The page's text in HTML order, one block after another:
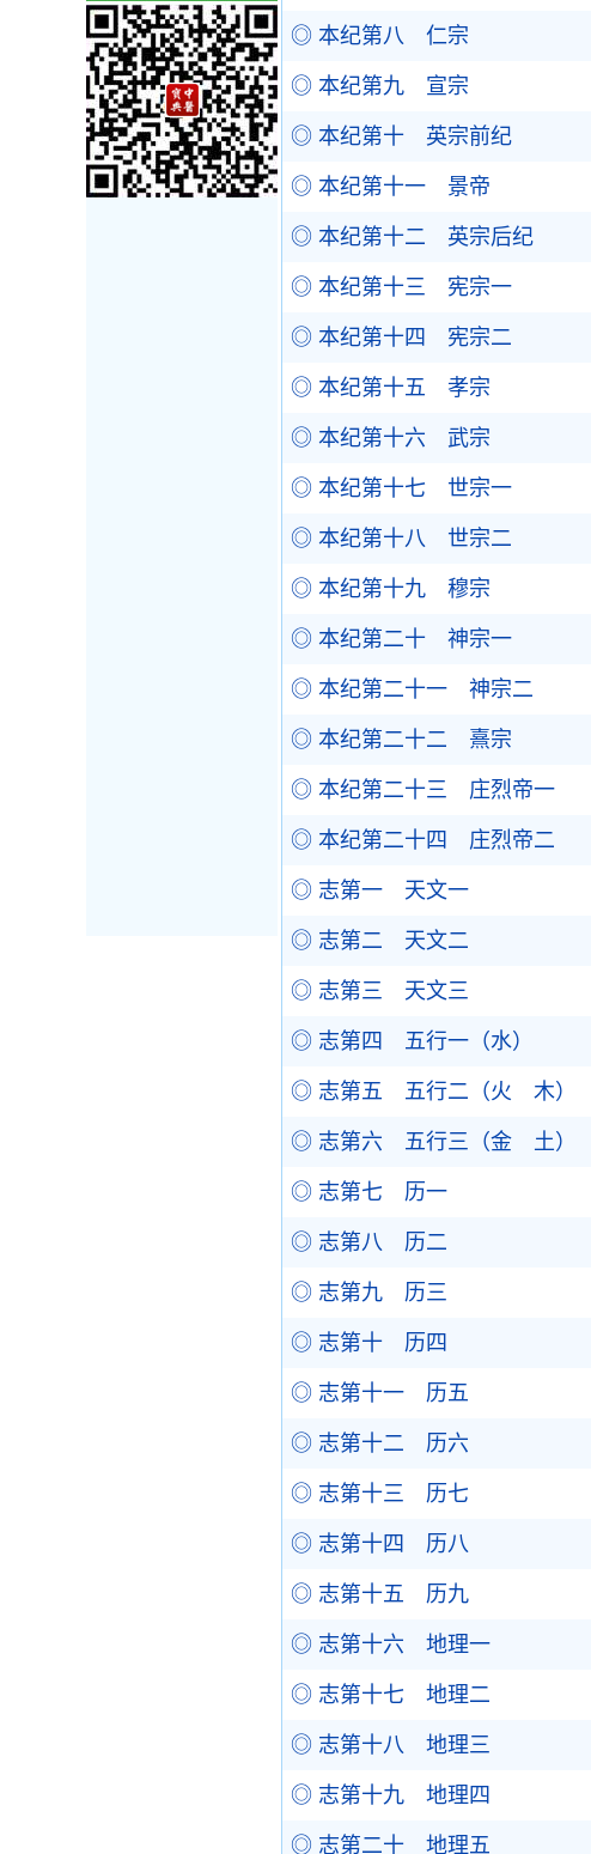
◎ 本纪第八 仁宗
◎ 本纪第九 宣宗
◎ 本纪第十 英宗前纪
◎ 本纪第十一 景帝
◎ 本纪第十二 英宗后纪
◎ 本纪第十三 宪宗一
◎ 本纪第十四 宪宗二
◎ 本纪第十五 孝宗
◎ 本纪第十六 武宗
◎ 本纪第十七 世宗一
◎ 本纪第十八 世宗二
◎ 本纪第十九 穆宗
◎ 本纪第二十 神宗一
◎ 本纪第二十一 神宗二
◎ 本纪第二十二 熹宗
◎ 本纪第二十三 庄烈帝一
◎ 本纪第二十四 庄烈帝二
◎ 志第一 天文一
◎ 志第二 天文二
◎ 志第三 天文三
◎ 志第四 五行一（水）
◎ 志第五 五行二（火 木）
◎ 志第六 五行三（金 土）
◎ 志第七 历一
◎ 志第八 历二
◎ 志第九 历三
◎ 志第十 历四
◎ 志第十一 历五
◎ 志第十二 历六
◎ 志第十三 历七
◎ 志第十四 历八
◎ 志第十五 历九
◎ 志第十六 地理一
◎ 志第十七 地理二
◎ 志第十八 地理三
◎ 志第十九 地理四
◎ 志第二十 地理五